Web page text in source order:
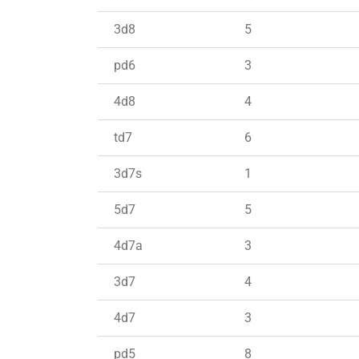
3d8 5
pd6 3
4d8 4
td7 6
3d7s 1
5d7 5
4d7a 3
3d7 4
4d7 3
pd5 8